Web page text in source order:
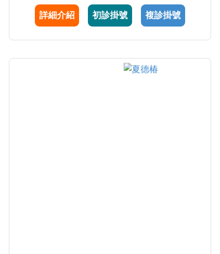
部病灶診斷亦是其專長的項目。目前亦兼任高
壓氧治療中心主任。
詳細介紹 初診掛號 複診掛號